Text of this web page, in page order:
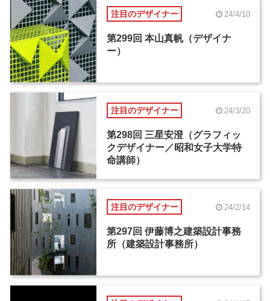
注目のデザイナー 24/4/10
第299回 本山真帆（デザイナ
ー）
注目のデザイナー 24/3/20
第298回 三星安澄（グラフィッ
クデザイナー／昭和女子大学特
命講師）
注目のデザイナー 24/2/14
第297回 伊藤博之建築設計事務
所（建築設計事務所）